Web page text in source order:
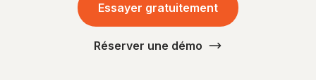
Essayer gratuitement
Réserver une démo